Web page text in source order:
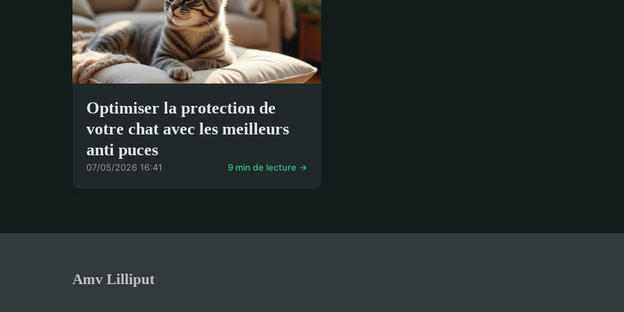
Optimiser la protection de
votre chat avec les meilleurs
anti puces
07/05/2026 16:41 9 min de lecture →
Amv Lilliput